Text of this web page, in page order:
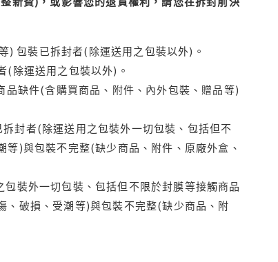
) 包裝已拆封者(除運送用之包裝以外)。
(除運送用之包裝以外)。
缺件(含購買商品、附件、內外包裝、贈品等)
封者(除運送用之包裝外一切包裝、包括但不
)與包裝不完整(缺少商品、附件、原廠外盒、
裝外一切包裝、包括但不限於封膜等接觸商品
、破損、受潮等)與包裝不完整(缺少商品、附